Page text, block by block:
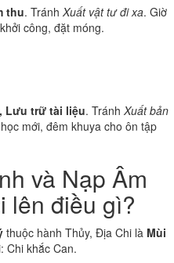
thu. Tránh Xuất vật tư đi xa. Giờ
công, đặt móng.
Lưu trữ tài liệu. Tránh Xuất bản
mới, đêm khuya cho ôn tập
và Nạp Âm
lên điều gì?
thuộc hành Thủy, Địa Chi là Mùi
Chi khắc Can.